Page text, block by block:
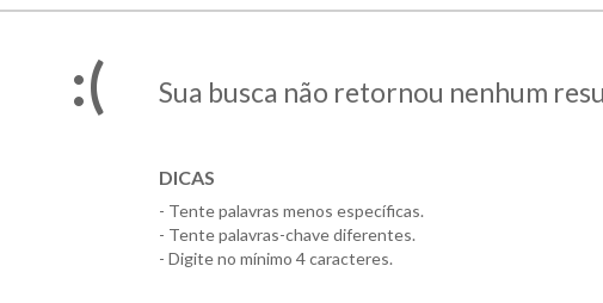
:( Sua busca não retornou nenhum
DICAS
- Tente palavras menos específicas.
- Tente palavras-chave diferentes.
- Digite no mínimo 4 caracteres.